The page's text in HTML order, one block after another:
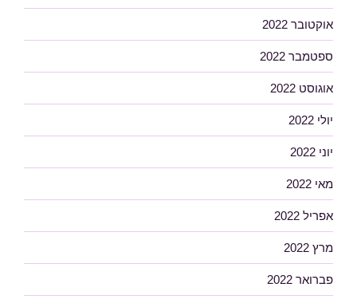
אוקטובר 2022
ספטמבר 2022
אוגוסט 2022
יולי 2022
יוני 2022
מאי 2022
אפריל 2022
מרץ 2022
פברואר 2022